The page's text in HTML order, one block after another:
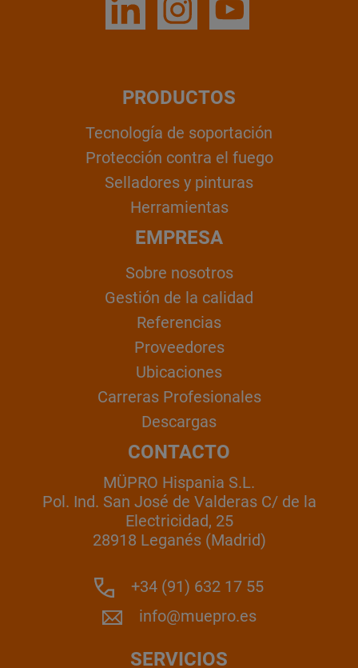
PRODUCTOS
Tecnología de soportación
Protección contra el fuego
Selladores y pinturas
Herramientas
EMPRESA
Sobre nosotros
Gestión de la calidad
Referencias
Proveedores
Ubicaciones
Carreras Profesionales
Descargas
CONTACTO
MÜPRO Hispania S.L.
Pol. Ind. San José de Valderas C/ de la
Electricidad, 25
28918 Leganés (Madrid)
+34 (91) 632 17 55
info@muepro.es
SERVICIOS